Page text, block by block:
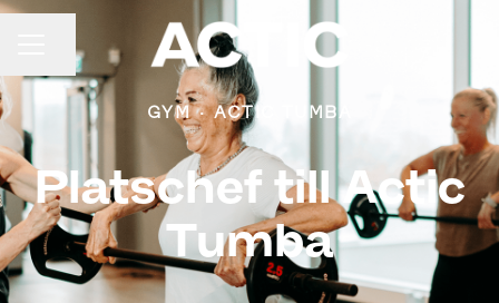
KARRIÄRMENY
Dela sidan
GYM · ACTIC TUMBA
Platschef till Actic
Tumba